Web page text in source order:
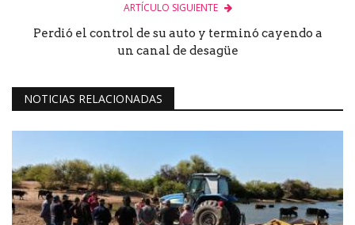
ARTÍCULO SIGUIENTE
Perdió el control de su auto y terminó cayendo a
un canal de desagüe
NOTICIAS RELACIONADAS